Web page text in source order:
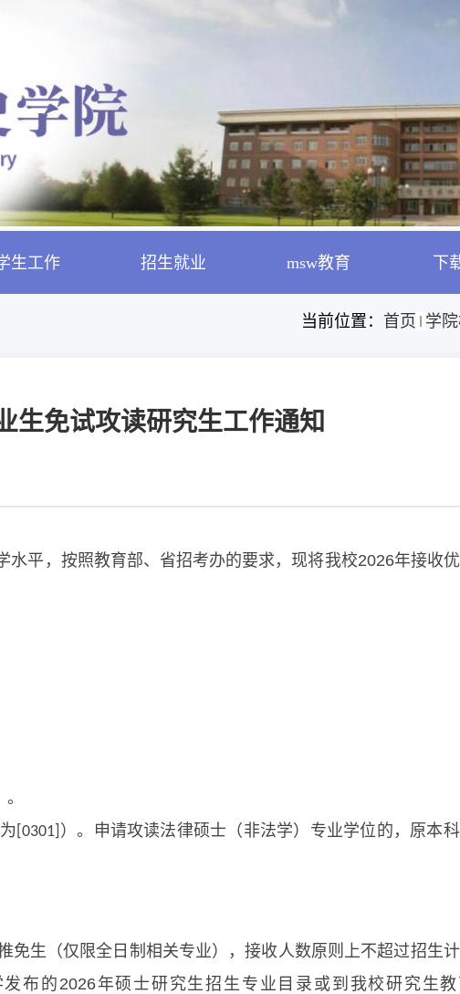
生工作 招生就业 msw教育 下
当前位置： 首页 学
生免试攻读研究生工作通知
平，按照教育部、省招考办的要求，现将我校2026年接收
[0301] ）。申请攻读法律硕士（非法学）专业学位的，原本
生（仅限全日制相关专业），接收人数原则上不超过招生
布的2026年硕士研究生招生专业目录或到我校研究生